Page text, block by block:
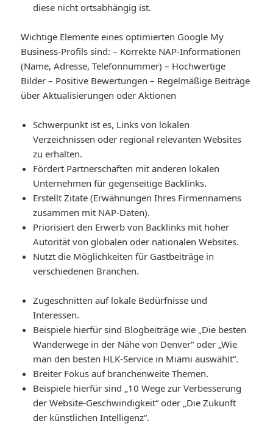
diese nicht ortsabhängig ist.
Wichtige Elemente eines optimierten Google My
Business-Profils sind: – Korrekte NAP-Informationen
(Name, Adresse, Telefonnummer) – Hochwertige
Bilder – Positive Bewertungen – Regelmäßige Beiträge
über Aktualisierungen oder Aktionen
Schwerpunkt ist es, Links von lokalen
Verzeichnissen oder regional relevanten Websites
zu erhalten.
Fördert Partnerschaften mit anderen lokalen
Unternehmen für gegenseitige Backlinks.
Erstellt Zitate (Erwähnungen Ihres Firmennamens
zusammen mit NAP-Daten).
Priorisiert den Erwerb von Backlinks mit hoher
Autorität von globalen oder nationalen Websites.
Nutzt die Möglichkeiten für Gastbeiträge in
verschiedenen Branchen.
Zugeschnitten auf lokale Bedürfnisse und
Interessen.
Beispiele hierfür sind Blogbeiträge wie „Die besten
Wanderwege in der Nähe von Denver“ oder „Wie
man den besten HLK-Service in Miami auswählt“.
Breiter Fokus auf branchenweite Themen.
Beispiele hierfür sind „10 Wege zur Verbesserung
der Website-Geschwindigkeit“ oder „Die Zukunft
der künstlichen Intelligenz“.